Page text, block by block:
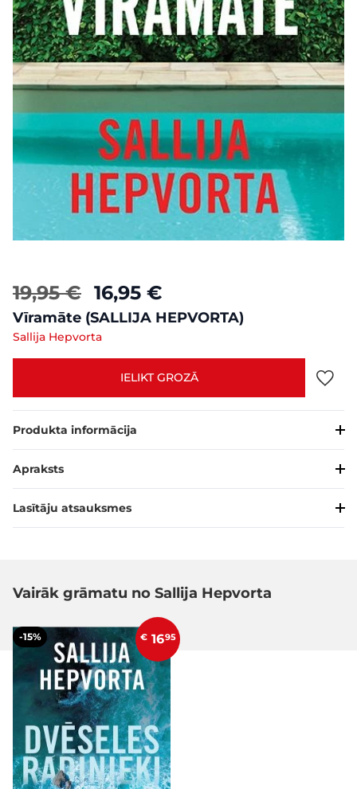
19,95 € 16,95 €
Vīramāte (SALLIJA HEPVORTA)
Sallija Hepvorta
IELIKT GROZĀ
Produkta informācija
Apraksts
Lasītāju atsauksmes
Vairāk grāmatu no Sallija Hepvorta
-15% € 1695